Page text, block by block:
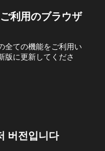
利用のブラウザ
全ての機能をご利用い
版に更新してくださ
버전입니다